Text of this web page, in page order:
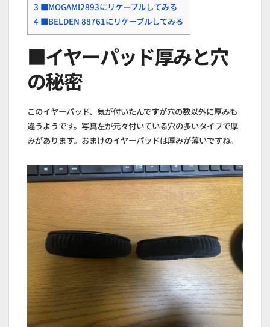
3 ■MOGAMI2893にリケーブルしてみる
4 ■BELDEN 88761にリケーブルしてみる
■イヤーパッド厚みと穴
の秘密
このイヤーパッド、気が付いたんですが穴の数以外に厚みも
違うようです。写真左が元々付いている穴の多いタイプで厚
みがあります。おまけのイヤーパッドは厚みが薄いですね。